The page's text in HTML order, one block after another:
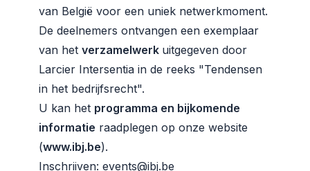
van België voor een uniek netwerkmoment.
De deelnemers ontvangen een exemplaar
van het verzamelwerk uitgegeven door
Larcier Intersentia in de reeks "Tendensen
in het bedrijfsrecht".
U kan het programma en bijkomende
informatie raadplegen op onze website
(www.ibj.be).
Inschriiven: events@ibj.be